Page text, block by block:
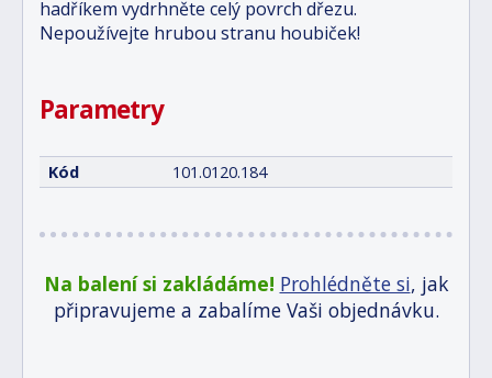
hadříkem vydrhněte celý povrch dřezu.
Nepoužívejte hrubou stranu houbiček!
Parametry
Kód 101.0120.184
Na balení si zakládáme! Prohlédněte si, jak
připravujeme a zabalíme Vaši objednávku.